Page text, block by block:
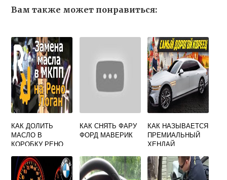
Вам также может понравиться:
КАК ДОЛИТЬ
МАСЛО В
КОРОБКУ РЕНО
КАК СНЯТЬ ФАРУ
ФОРД МАВЕРИК
КАК НАЗЫВАЕТСЯ
ПРЕМИАЛЬНЫЙ
ХЕНДАЙ